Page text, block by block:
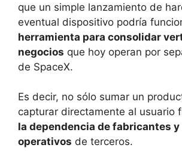
que un simple lanzamiento de
eventual dispositivo podría
herramienta para consolidar
negocios que hoy operan por
de SpaceX.
Es decir, no sólo sumar un
capturar directamente al usuario
la dependencia de fabricantes
operativos de terceros.